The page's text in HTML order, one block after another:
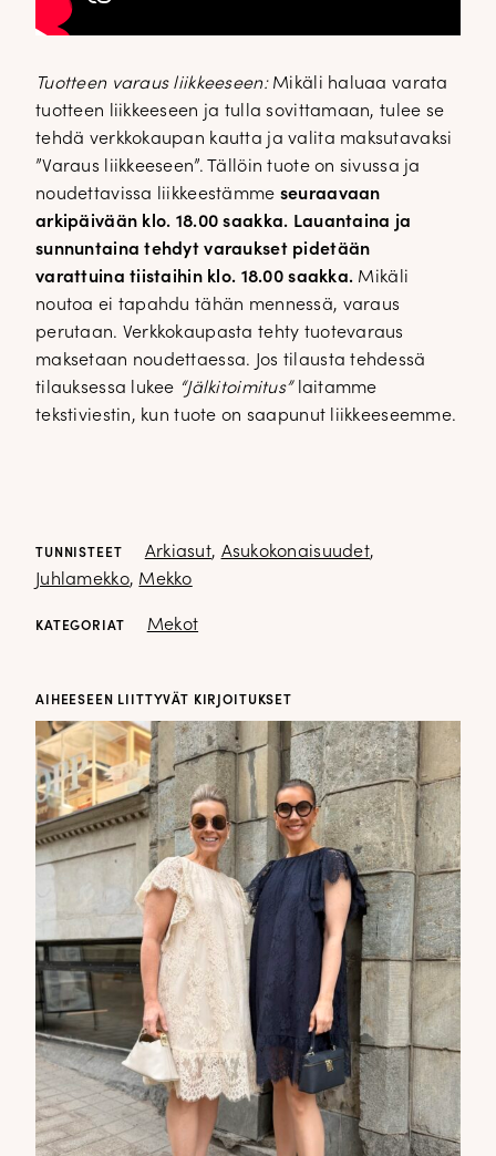
Tuotteen varaus liikkeeseen:Mikäli haluaa varata
tuotteen liikkeeseen ja tulla sovittamaan, tulee se
tehdä verkkokaupan kautta ja valita maksutavaksi
”Varaus liikkeeseen”. Tällöin tuote on sivussa ja
noudettavissa liikkeestämme seuraavaan
arkipäivään klo. 18.00 saakka. Lauantaina ja
sunnuntaina tehdyt varaukset pidetään
varattuina tiistaihin klo. 18.00 saakka. Mikäli
noutoa ei tapahdu tähän mennessä, varaus
perutaan. Verkkokaupasta tehty tuotevaraus
maksetaan noudettaessa. Jos tilausta tehdessä
tilauksessa lukee “Jälkitoimitus” laitamme
tekstiviestin, kun tuote on saapunut liikkeeseemme.
TUNNISTEET Arkiasut, Asukokonaisuudet,
Juhlamekko, Mekko
KATEGORIAT Mekot
AIHEESEEN LIITTYVÄT KIRJOITUKSET